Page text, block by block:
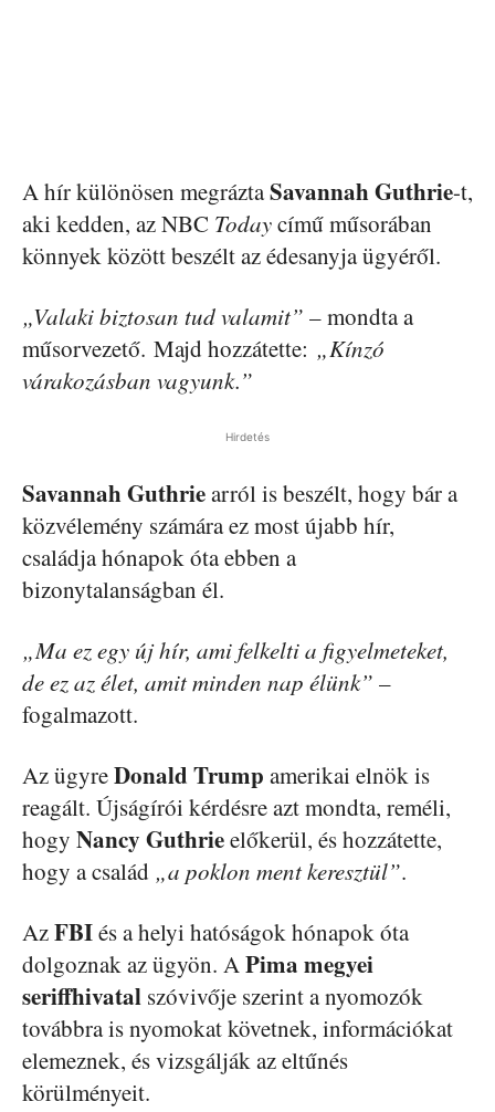
A hír különösen megráztaSavannah Guthrie-t,
aki kedden, az NBC Todaycímű műsorában
könnyek között beszélt az édesanyja ügyéről.
„Valaki biztosan tud valamit” – mondta a
műsorvezető. Majd hozzátette: „Kínzó
várakozásban vagyunk.”
Hirdetés
Savannah Guthriearról is beszélt, hogy bár a
közvélemény számára ez most újabb hír,
családja hónapok óta ebben a
bizonytalanságban él.
„Ma ez egy új hír, ami felkelti a figyelmeteket,
de ez az élet, amit minden nap élünk” –
fogalmazott.
Az ügyreDonald Trump amerikai elnök is
reagált. Újságírói kérdésre azt mondta, reméli,
hogy Nancy Guthrieelőkerül, és hozzátette,
hogy a család „a poklon ment keresztül”.
AzFBIés a helyi hatóságok hónapok óta
dolgoznak az ügyön. APima megyei
seriffhivatal szóvivője szerint a nyomozók
továbbra is nyomokat követnek, információkat
elemeznek, és vizsgálják az eltűnés
körülményeit.